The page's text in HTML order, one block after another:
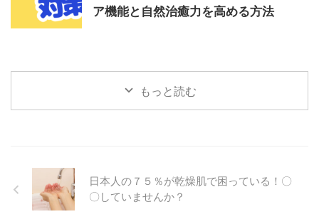
ア機能と自然治癒力を高める方法
もっと読む
日本人の７５％が乾燥肌で困っている！〇
〇していませんか？